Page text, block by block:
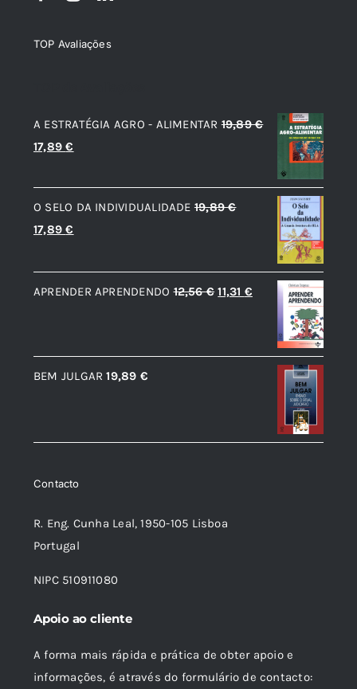
TOP Avaliações
A ESTRATÉGIA AGRO - ALIMENTAR 19,89€
O
original
era:
19,89 €.
17,89€
atual
é:
17,89 €.
O SELO DA INDIVIDUALIDADE 19,89€
O
original
era:
17,89€
atual
é:
APRENDER APRENDENDO 12,56€ O
era:
11,31 €O
atual
é:
11,31 €.
BEM JULGAR 19,89 €
Contacto
R. Eng. Cunha Leal, 1950-105 Lisboa
Portugal
NIPC 510911080
Apoio ao cliente
A forma mais rápida e prática de obter apoio e
informações, é através do formulário de contacto: